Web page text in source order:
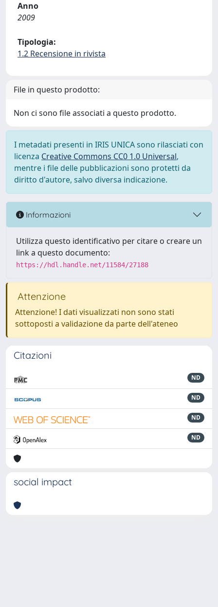
Anno
2009
Tipologia:
1.2 Recensione in rivista
File in questo prodotto:
Non ci sono file associati a questo prodotto.
I metadati presenti in IRIS UNICA sono rilasciati con
licenza Creative Commons CC0 1.0 Universal,
mentre i file delle pubblicazioni sono protetti da
diritto d'autore, salvo diversa indicazione.
Informazioni
Utilizza questo identificativo per citare o creare un
link a questo documento:
https://hdl.handle.net/11584/27188
Attenzione
Attenzione! I dati visualizzati non sono stati
sottoposti a validazione da parte dell'ateneo
Citazioni
ND
ND
ND
ND
social impact